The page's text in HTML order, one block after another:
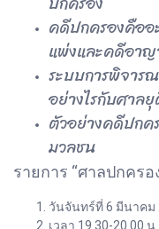
คดีปกครองคืออ
แพ่งและคดีอา
ระบบการพิจาร
อย่างไรกับศาล
ตัวอย่างคดีปกค
มวลชน
รายการ “ศาลปกคร
วันจันทร์ที่ 6 มีนาคม
เวลา 19.30-20.00 น.